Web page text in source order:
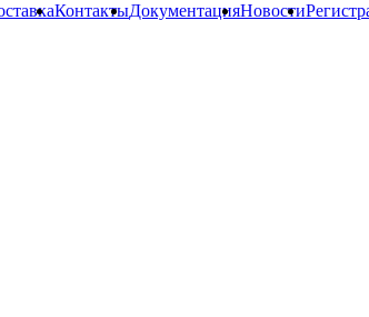
КонтактыДокументацияНовости